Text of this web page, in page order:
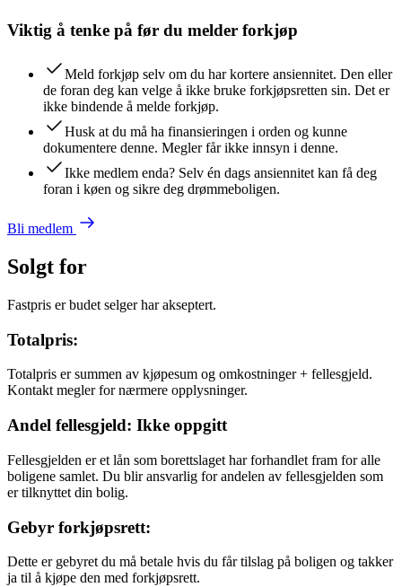
Viktig å tenke på før du melder forkjøp
Meld forkjøp selv om du har kortere ansiennitet. Den eller
de foran deg kan velge å ikke bruke forkjøpsretten sin. Det er
ikke bindende å melde forkjøp.
Husk at du må ha finansieringen i orden og kunne
dokumentere denne. Megler får ikke innsyn i denne.
Ikke medlem enda? Selv én dags ansiennitet kan få deg
foran i køen og sikre deg drømmeboligen.
Bli medlem
Solgt for
Fastpris er budet selger har akseptert.
Totalpris:
Totalpris er summen av kjøpesum og omkostninger + fellesgjeld.
Kontakt megler for nærmere opplysninger.
Andel fellesgjeld: Ikke oppgitt
Fellesgjelden er et lån som borettslaget har forhandlet fram for alle
boligene samlet. Du blir ansvarlig for andelen av fellesgjelden som
er tilknyttet din bolig.
Gebyr forkjøpsrett:
Dette er gebyret du må betale hvis du får tilslag på boligen og takker
ja til å kjøpe den med forkjøpsrett.